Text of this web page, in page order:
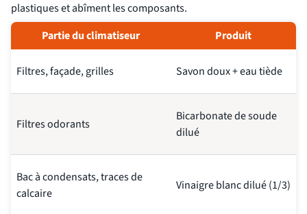
plastiques et abîment les composants.
Partie du climatiseur
Produit
Filtres, façade, grilles Savon doux + eau tiède
Filtres odorants
Bicarbonate de soude
dilué
Bac à condensats, traces de
calcaire
Vinaigre blanc dilué (1/3)